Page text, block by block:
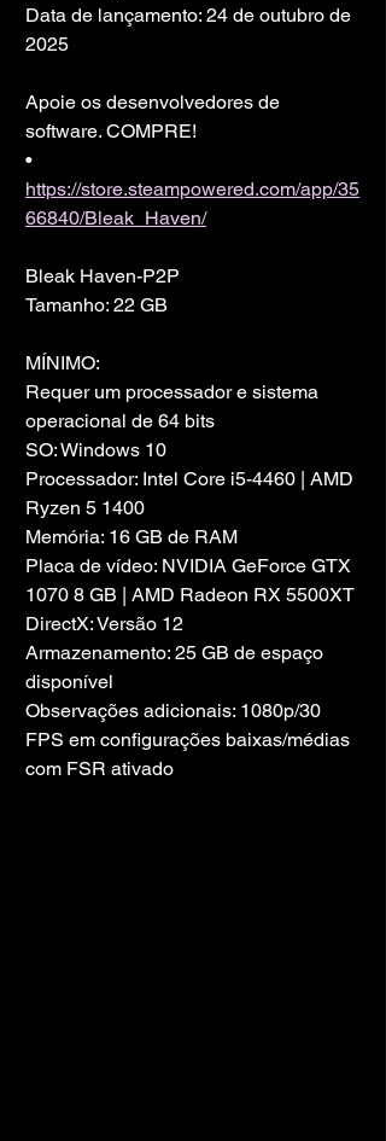
Data de lançamento: 24 de outubro de
2025
Apoie os desenvolvedores de
software. COMPRE!
•
https://store.steampowered.com/app/35
66840/Bleak_Haven/
Bleak Haven-P2P
Tamanho: 22 GB
MÍNIMO:
Requer um processador e sistema
operacional de 64 bits
SO: Windows 10
Processador: Intel Core i5-4460 | AMD
Ryzen 5 1400
Memória: 16 GB de RAM
Placa de vídeo: NVIDIA GeForce GTX
1070 8 GB | AMD Radeon RX 5500XT
DirectX: Versão 12
Armazenamento: 25 GB de espaço
disponível
Observações adicionais: 1080p/30
FPS em configurações baixas/médias
com FSR ativado